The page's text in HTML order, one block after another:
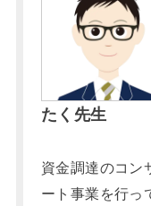
たく先生
資金調達のコン
ート事業を行っ